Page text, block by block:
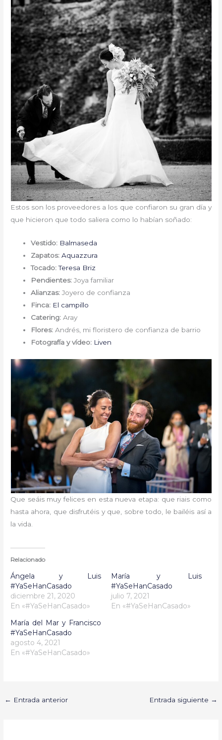
Estos son los proveedores a los que confiaron su gran día y
que hicieron que todo saliera como lo habían soñado:
Vestido: Balmaseda
Zapatos:Aquazzura
Tocado:Teresa Briz
Pendientes:Joya familiar
Alianzas:Joyero de confianza
Finca: El campillo
Catering:Aray
Flores:Andrés, mi floristero de confianza de barrio
Fotografía y vídeo: Liven
Que seáis muy felices en esta nueva etapa: que riais como
hasta ahora, que disfrutéis y que, sobre todo, le bailéis así a
la vida.
Relacionado
Ángela y Luis
#YaSeHanCasado
diciembre 21, 2020
En «#YaSeHanCasado»
María y Luis
#YaSeHanCasado
julio 7, 2021
En «#YaSeHanCasado»
María del Mar y Francisco
#YaSeHanCasado
agosto 4, 2021
En «#YaSeHanCasado»
← Entrada anterior Entrada siguiente →